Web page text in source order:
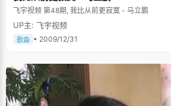
飞宇视频 第48期, 我比从前更寂寞 - 马立鹏
UP主: 飞宇视频
歌曲 • 2009/12/31